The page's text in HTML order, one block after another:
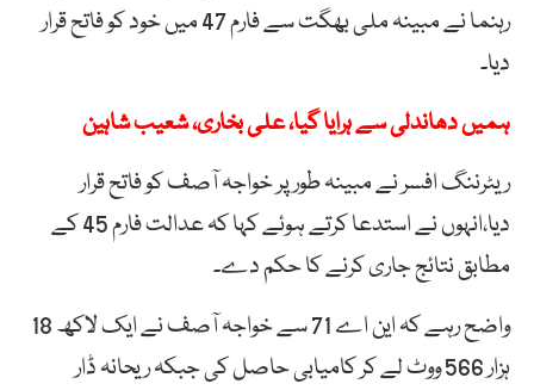
رہنما نے مبینہ ملی بھگت سے فارم 47 میں خود کو فاتح قرار
دیا۔
ہمیں دھاندلی سے ہرایا گیا، علی بخاری، شعیب شاہین
ریٹرننگ افسر نے مبینہ طور پر خواجہ آصف کو فاتح قرار
دیا،انہوں نے استدعا کرتے ہوئے کہا کہ عدالت فارم 45 کے
مطابق نتائج جاری کرنے کا حکم دے۔
واضح رہے کہ این اے 71 سے خواجہ آصف نے ایک لاکھ 18
ہزار 566 ووٹ لے کر کامیابی حاصل کی جبکہ ریحانہ ڈار